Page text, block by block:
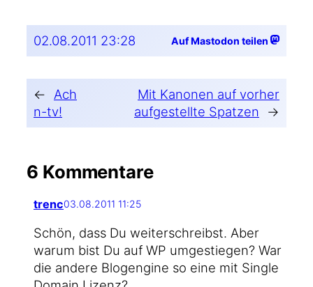
02.08.2011 23:28 Auf Mastodon teilen
←
Ach
n-tv!
Mit Kanonen auf vorher
aufgestellte Spatzen
→
6 Kommentare
trenc03.08.2011 11:25
Schön, dass Du wei­ter­schreibst. Aber
war­um bist Du auf WP umge­stie­gen? War
die ande­re Blogen­gi­ne so eine mit Sin­gle